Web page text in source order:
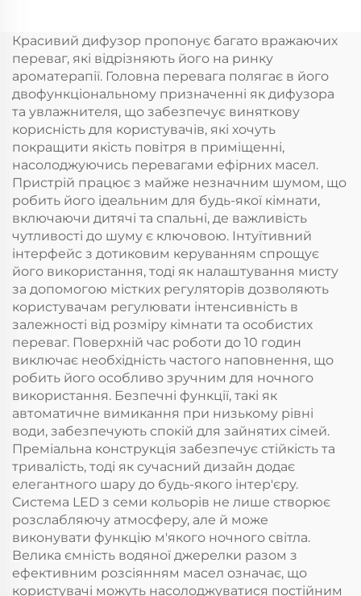
олійних дифузорів
Безводні атомізатори
ароматний диспенсер
електричний HVAC
олійний свіжильник
повітря дифузер
Красивий дифузор пропонує багато вражаючих
переваг, які відрізняють його на ринку
ароматерапії. Головна перевага полягає в його
двофункціональному призначенні як дифузора
та увлажнителя, що забезпечує виняткову
корисність для користувачів, які хочуть
покращити якість повітря в приміщенні,
насолоджуючись перевагами ефірних масел.
Пристрій працює з майже незначним шумом, що
робить його ідеальним для будь-якої кімнати,
включаючи дитячі та спальні, де важливість
чутливості до шуму є ключовою. Інтуїтивний
інтерфейс з дотиковим керуванням спрощує
його використання, тоді як налаштування мисту
за допомогою містких регуляторів дозволяють
користувачам регулювати інтенсивність в
залежності від розміру кімнати та особистих
переваг. Поверхній час роботи до 10 годин
виключає необхідність частого наповнення, що
робить його особливо зручним для ночного
використання. Безпечні функції, такі як
автоматичне вимикання при низькому рівні
води, забезпечують спокій для зайнятих сімей.
Преміальна конструкція забезпечує стійкість та
тривалість, тоді як сучасний дизайн додає
елегантного шару до будь-якого інтер'єру.
Система LED з семи кольорів не лише створює
розслабляючу атмосферу, але й може
виконувати функцію м'якого ночного світла.
Велика ємність водяної джерелки разом з
ефективним розсіянням масел означає, що
користувачі можуть насолоджуватися постійним